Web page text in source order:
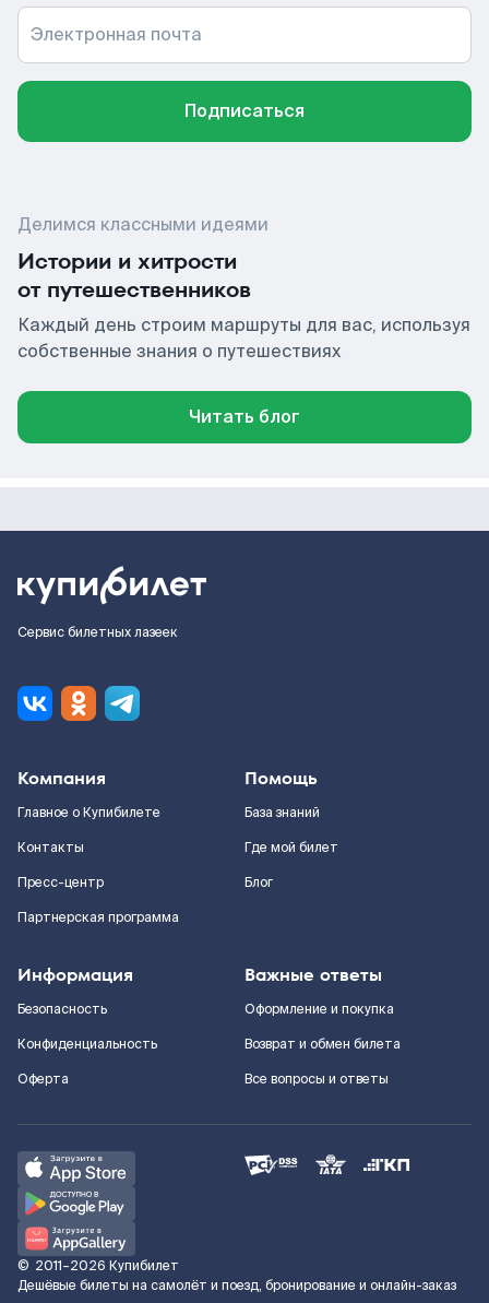
Электронная почта
Подписаться
Делимся классными идеями
Истории и хитрости
от путешественников
Каждый день строим маршруты для вас, используя
собственные знания о путешествиях
Читать блог
Сервис билетных лазеек
Компания
Главное о Купибилете
Контакты
Пресс-центр
Партнерская программа
Помощь
База знаний
Где мой билет
Блог
Информация
Безопасность
Конфиденциальность
Оферта
Важные ответы
Оформление и покупка
Возврат и обмен билета
Все вопросы и ответы
© 2011–2026 Купибилет
Дешёвые билеты на самолёт и поезд, бронирование и онлайн-заказ